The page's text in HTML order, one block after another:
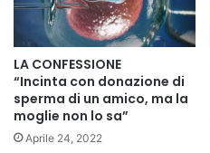
LA CONFESSIONE
“Incinta con donazione di
sperma di un amico, ma la
moglie non lo sa”
Aprile 24, 2022